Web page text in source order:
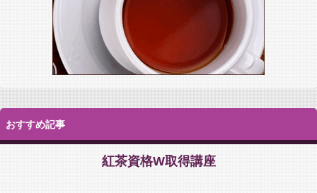
おすすめ記事
紅茶資格W取得講座